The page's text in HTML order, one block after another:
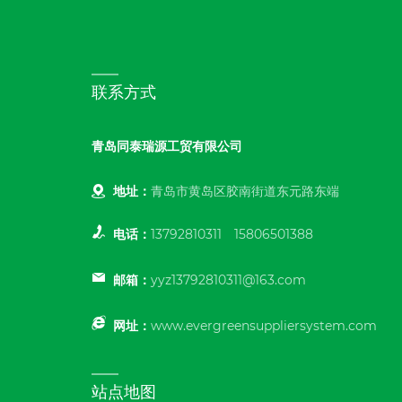
联系方式
青岛同泰瑞源工贸有限公司
地址： 青岛市黄岛区胶南街道东元路东端
电话： 13792810311 15806501388
邮箱： yyz13792810311@163.com
网址： www.evergreensuppliersystem.com
站点地图